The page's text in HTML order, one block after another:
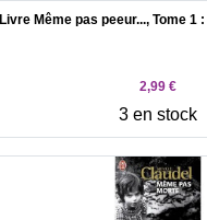
Livre Même pas peeur..., Tome 1
2,99 €
3 en stock